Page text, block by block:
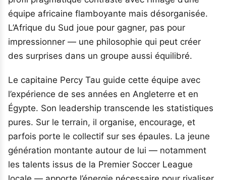
équipe africaine flamboyante mais désorganisée.
L’Afrique du Sud joue pour gagner, pas pour
impressionner — une philosophie qui peut créer
des surprises dans un groupe aussi équilibré.
Le capitaine Percy Tau guide cette équipe avec
l’expérience de ses années en Angleterre et en
Égypte. Son leadership transcende les statistiques
pures. Sur le terrain, il organise, encourage, et
parfois porte le collectif sur ses épaules. La jeune
génération montante autour de lui — notamment
les talents issus de la Premier Soccer League